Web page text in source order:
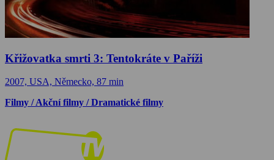
Křižovatka smrti 3: Tentokráte v Paříži
2007, USA, Německo, 87 min
Filmy / Akční filmy / Dramatické filmy